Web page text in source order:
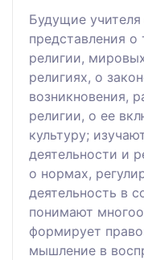
Будущие
представления о
религии,
религиях, о
возникновения,
религии, о ее
культуру;
деятельности и
о нормах,
деятельность в
понимают
формирует
мышление в